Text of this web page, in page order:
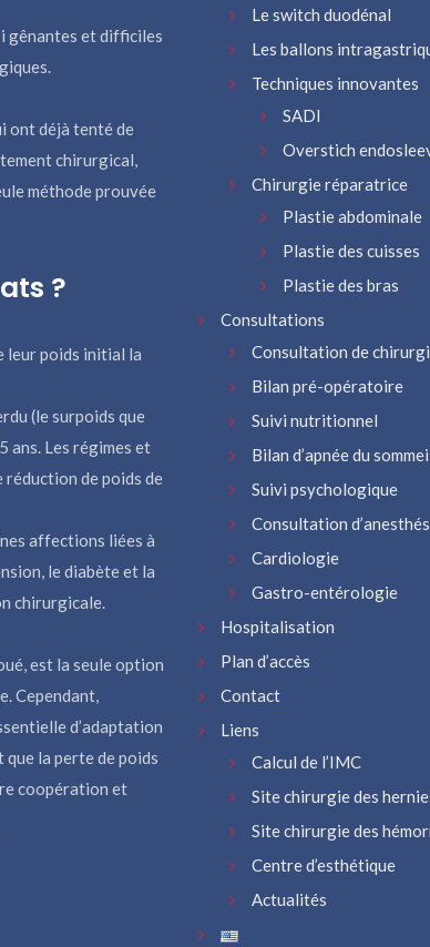
gênantes et difficiles
ont déjà tenté de
chirurgical,
méthode prouvée
?
leur poids initial la
(le surpoids que
ans. Les régimes et
réduction de poids de
affections liées à
le diabète et la
chirurgicale.
est la seule option
Cependant,
d’adaptation
que la perte de poids
coopération et
Le switch duodénal
Les ballons
Techniques innovantes
SADI
Overstich
Chirurgie réparatrice
Plastie abdominale
Plastie des cuisses
Plastie des bras
Consultations
Consultation de
Bilan pré-opératoire
Suivi nutritionnel
Bilan d’apnée du
Suivi psychologique
Consultation
Cardiologie
Gastro-entérologie
Hospitalisation
Plan d’accès
Contact
Liens
Calcul de l’IMC
Site chirurgie des
Site chirurgie des
Centre d’esthétique
Actualités